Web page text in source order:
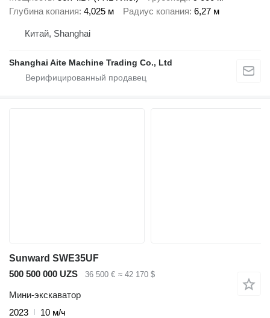
Глубина копания 4,025 м Радиус копания 6,27 м
Китай, Shanghai
Shanghai Aite Machine Trading Co., Ltd
Sunward SWE35UF
500 500 000 UZS
36 500 € ≈ 42 170 $
Мини-экскаватор
2023
10 м/ч